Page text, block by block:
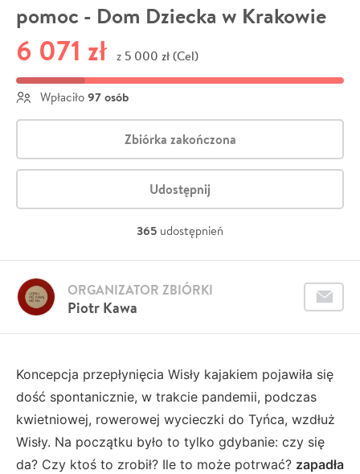
pomoc - Dom Dziecka w Krakowie
6 071 zł z 5 000 zł (Cel)
Wpłaciło 97 osób
Zbiórka zakończona
Udostępnij
365 udostępnień
Piotr Kawa
ORGANIZATOR ZBIÓRKI
Koncepcja przepłynięcia Wisły kajakiem pojawiła się
dość spontanicznie, w trakcie pandemii, podczas
kwietniowej, rowerowej wycieczki do Tyńca, wzdłuż
Wisły. Na początku było to tylko gdybanie: czy się
da? Czy ktoś to zrobił? Ile to może potrwać? zapadła